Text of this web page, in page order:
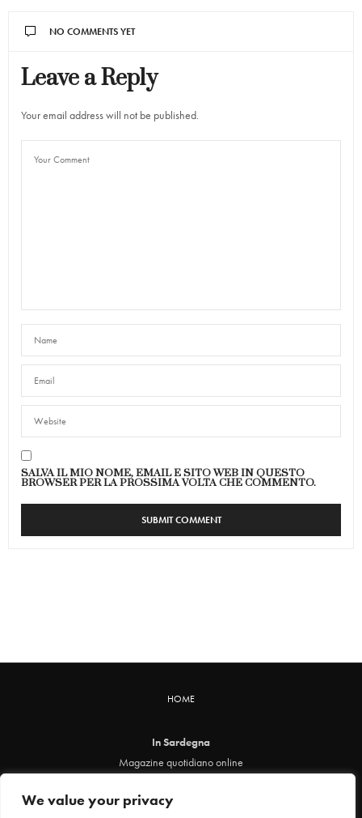
We value your privacy
NO COMMENTS YET
Leave a Reply
Your email address will not be published.
SALVA IL MIO NOME, EMAIL E SITO WEB IN QUESTO
BROWSER PER LA PROSSIMA VOLTA CHE COMMENTO.
HOME
In Sardegna
Magazine quotidiano online
Direttore responsabile ed editore: Claudia Marin